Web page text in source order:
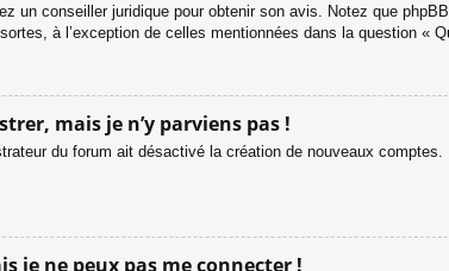
un conseiller juridique pour obtenir son avis. Notez que
à l’exception de celles mentionnées dans la question «
mais je n’y parviens pas !
du forum ait désactivé la création de nouveaux
je ne peux pas me connecter !